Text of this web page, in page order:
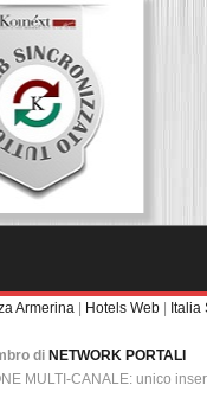
Armerina | Hotels Web | Italia
di NETWORK PORTALI
MULTI-CANALE: unico